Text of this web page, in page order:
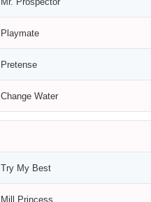
Playmate
Pretense
Change Water
Try My Best
Mill Princess